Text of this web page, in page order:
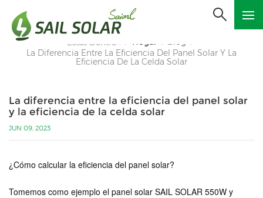
Estás Dentro : Hogar Blog
La Diferencia Entre La Eficiencia Del Panel Solar Y La
Eficiencia De La Celda Solar
La diferencia entre la eficiencia del panel solar
y la eficiencia de la celda solar
JUN 09, 2023
¿Cómo calcular la eficiencia del panel solar?
Tomemos como ejemplo el panel solar SAIL SOLAR 550W y